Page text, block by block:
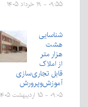
۰۹:۵۵ - ۱۹ خرداد ۱۴۰۵
شناسایی
هشت
هزار متر
از املاک
قابل تجاری‌سازی
آموزش‌وپرورش
۰۹:۰۵ - ۱۵ اردیبهشت ۱۴۰۵